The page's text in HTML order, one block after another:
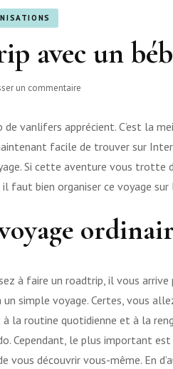
avec un
un commentairesur
road
trip
un
bébé
vanlifers apprécient. C’est la
facile de trouver sur
Si cette aventure vous trotte
faut bien organiser ce voyage
à faire un roadtrip, il vous
un simple voyage. Certes, vous
la routine quotidienne et à la
Cependant, le plus important est
vous découvrir vous-même. En